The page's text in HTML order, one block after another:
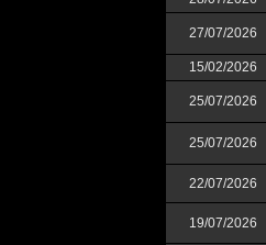
27/07/2026
15/02/2026
25/07/2026
25/07/2026
22/07/2026
19/07/2026